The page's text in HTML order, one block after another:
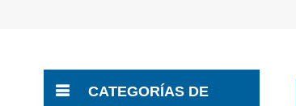
CATEGORÍAS DE